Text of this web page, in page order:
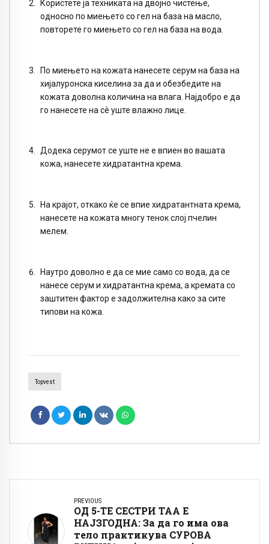
Користете ја техниката на двојно чистење,
односно по миењето со гел на база на масло,
повторете го миењето со гел на база на вода.
По миењето на кожата нанесете серум на база на
хијалуронска киселина за да и обезбедите на
кожата доволна количина на влага. Најдобро е да
го нанесете на сè уште влажно лице.
Додека серумот се уште не е впиен во вашата
кожа, нанесете хидратантна крема.
На крајот, откако ќе се впие хидратантната крема,
нанесете на кожата многу тенок слој пчелин
мелем.
Наутро доволно е да се мие само со вода, да се
нанесе серум и хидратантна крема, а кремата со
заштитен фактор е задолжителна како за сите
типови на кожа.
Topvest
PREVIOUS
ОД 5-ТЕ СЕСТРИ ТАА Е
НАЈЗГОДНА: За да го има ова
тело практикува СУРОВА